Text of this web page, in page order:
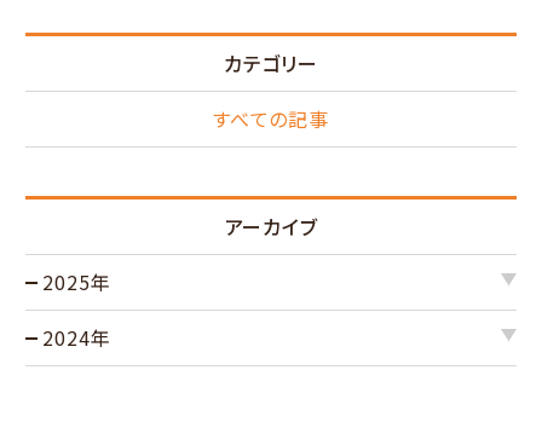
カテゴリー
すべての記事
アーカイブ
2025年
2024年